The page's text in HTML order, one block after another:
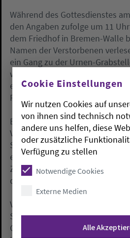
Während des Gottesdienstes
den Angaben zufolge um 11
dem Friedhof in Bremen-Walle
Namen der Verstorbenen
ein Gang zu der Urnen-
wohnungslose Menschen auf
eingerichtet wurde. Mittlerweile
Friedhof zwei Grabstellen dieser
Bevor es die Grabstellen gab,
Verstorbenen in der Regel
Sozialbegräbnis beerdigt.
es in Bremen mehr als 600
Zahl der Wohnungslosen ohne
dem Kopf ist deutlich höher.
Viele der Frauen und Männer,
Straße leben, erreichen das 60.
Gesundheit ist oft durch
Cookie Einstellungen
Wir nutzen Cookies auf
von ihnen sind technisch
andere uns helfen, diese
oder zusätzliche
Verfügung zu stellen
Notwendige Cookies
Externe Medien
Alle